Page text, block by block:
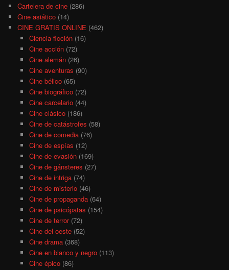
Cartelera de cine (286)
Cine asiático (14)
CINE GRATIS ONLINE (462)
Ciencia ficción(16)
Cine acción(72)
Cine alemán(26)
Cine aventuras (90)
Cine bélico(65)
Cine biográfico(72)
Cine carcelario(44)
Cine clásico(186)
Cine de catástrofes (58)
Cine de comedia(76)
Cine de espías (12)
Cine de evasión(169)
Cine de gánsteres (27)
Cine de intriga(74)
Cine de misterio(46)
Cine de propaganda(64)
Cine de psicópatas (154)
Cine de terror(72)
Cine del oeste(52)
Cine drama(368)
Cine en blanco y negro(113)
Cine épico(86)